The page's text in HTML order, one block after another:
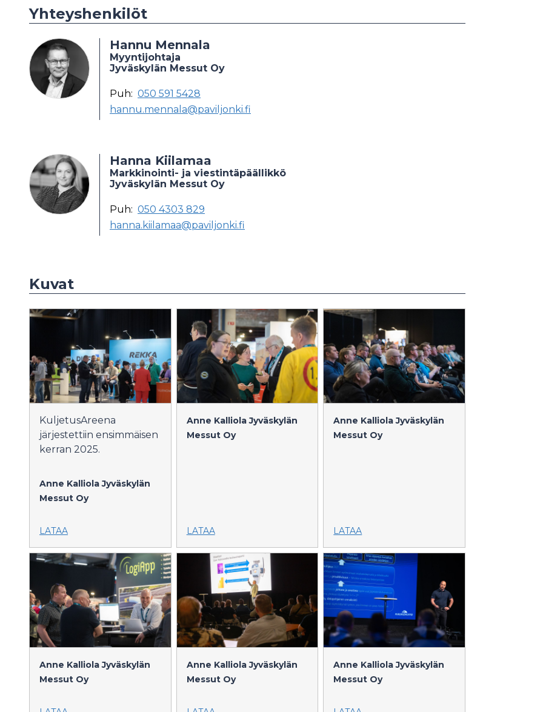
Yhteyshenkilöt
Hannu Mennala
Myyntijohtaja
Jyväskylän Messut Oy
Puh: 050 591 5428
hannu.mennala@paviljonki.fi
Hanna Kiilamaa
Markkinointi- ja viestintäpäällikkö
Jyväskylän Messut Oy
Puh: 050 4303 829
hanna.kiilamaa@paviljonki.fi
Kuvat
KuljetusAreena
järjestettiin ensimmäisen
kerran 2025.
Anne Kalliola Jyväskylän
Messut Oy
LATAA
Anne Kalliola Jyväskylän
Messut Oy
LATAA
Anne Kalliola Jyväskylän
Messut Oy
LATAA
Anne Kalliola Jyväskylän
Messut Oy
Anne Kalliola Jyväskylän
Messut Oy
Anne Kalliola Jyväskylän
Messut Oy